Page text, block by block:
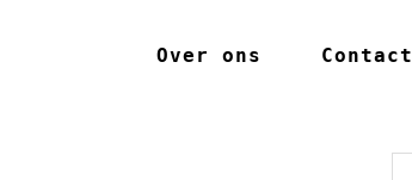
Over ons Contact